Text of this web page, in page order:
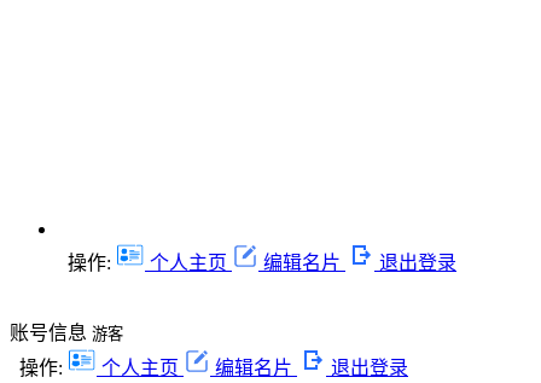
操作: 个人主页 编辑名片 退出登录
账号信息 游客
操作: 个人主页 编辑名片 退出登录